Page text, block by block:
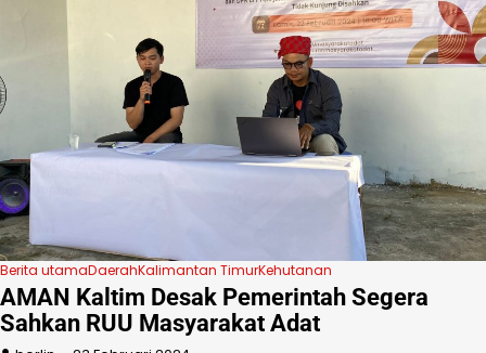
Berita utamaDaerahKalimantan TimurKehutanan
AMAN Kaltim Desak Pemerintah Segera
Sahkan RUU Masyarakat Adat